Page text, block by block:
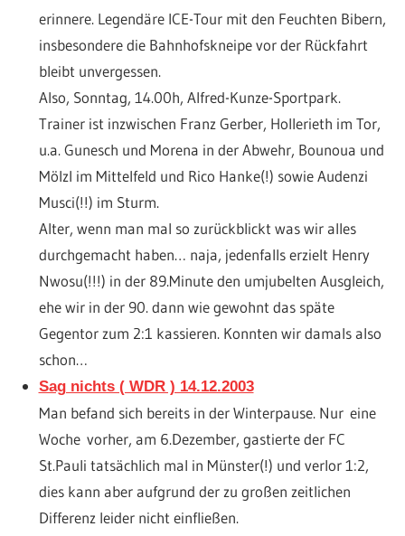
erinnere. Legendäre ICE-Tour mit den Feuchten Bibern,
insbesondere die Bahnhofskneipe vor der Rückfahrt
bleibt unvergessen.
Also, Sonntag, 14.00h, Alfred-Kunze-Sportpark.
Trainer ist inzwischen Franz Gerber, Hollerieth im Tor,
u.a. Gunesch und Morena in der Abwehr, Bounoua und
Mölzl im Mittelfeld und Rico Hanke(!) sowie Audenzi
Musci(!!) im Sturm.
Alter, wenn man mal so zurückblickt was wir alles
durchgemacht haben… naja, jedenfalls erzielt Henry
Nwosu(!!!) in der 89.Minute den umjubelten Ausgleich,
ehe wir in der 90. dann wie gewohnt das späte
Gegentor zum 2:1 kassieren. Konnten wir damals also
schon…
Sag nichts ( WDR ) 14.12.2003
Man befand sich bereits in der Winterpause. Nur eine
Woche vorher, am 6.Dezember, gastierte der FC
St.Pauli tatsächlich mal in Münster(!) und verlor 1:2,
dies kann aber aufgrund der zu großen zeitlichen
Differenz leider nicht einfließen.